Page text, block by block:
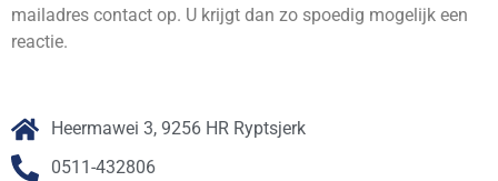
mailadres contact op. U krijgt dan zo spoedig mogelijk een
reactie.
Heermawei 3, 9256 HR Ryptsjerk
0511-432806